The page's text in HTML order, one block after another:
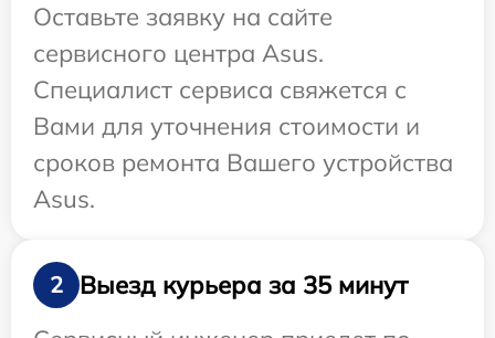
Оставьте заявку на сайте
сервисного центра Asus.
Специалист сервиса свяжется с
Вами для уточнения стоимости и
сроков ремонта Вашего устройства
Asus.
2
Выезд курьера за 35 минут